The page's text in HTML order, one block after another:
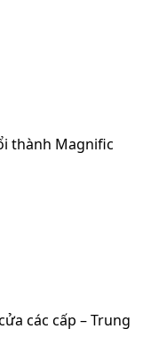
thành Magnific
các cấp – Trung